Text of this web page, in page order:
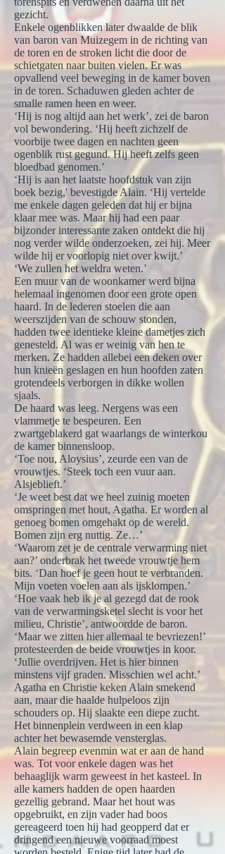
gezicht.
Enkele ogenblikken later dwaalde de blik
van baron van Muizegem in de richting van
de toren en de stroken licht die door de
schietgaten naar buiten vielen. Er was
opvallend veel beweging in de kamer boven
in de toren. Schaduwen gleden achter de
smalle ramen heen en weer.
‘Hij is nog altijd aan het werk’, zei de baron
vol bewondering. ‘Hij heeft zichzelf de
voorbije twee dagen en nachten geen
ogenblik rust gegund. Hij heeft zelfs geen
bloedbad genomen.’
‘Hij is aan het laatste hoofdstuk van zijn
boek bezig,' bevestigde Alain. ‘Hij vertelde
me enkele dagen geleden dat hij er bijna
klaar mee was. Maar hij had een paar
bijzonder interessante zaken ontdekt die hij
nog verder wilde onderzoeken, zei hij. Meer
wilde hij er voorlopig niet over kwijt.’
‘We zullen het weldra weten.’
Een muur van de woonkamer werd bijna
helemaal ingenomen door een grote open
haard. In de lederen stoelen die aan
weerszijden van de schouw stonden,
hadden twee identieke kleine dametjes zich
genesteld. Al was er weinig van hen te
merken. Ze hadden allebei een deken over
hun knieën geslagen en hun hoofden zaten
grotendeels verborgen in dikke wollen
sjaals.
De haard was leeg. Nergens was een
vlammetje te bespeuren. Een
zwartgeblakerd gat waarlangs de winterkou
de kamer binnensloop.
‘Toe nou, Aloysius’, zeurde een van de
vrouwtjes. ‘Steek toch een vuur aan.
Alsjeblieft.’
‘Je weet best dat we heel zuinig moeten
omspringen met hout, Agatha. Er worden al
genoeg bomen omgehakt op de wereld.
Bomen zijn erg nuttig. Ze…’
‘Waarom zet je de centrale verwarming niet
aan?’ onderbrak het tweede vrouwtje hem
bits. ‘Dan hoef je geen hout te verbranden.
Mijn voeten voelen aan als ijsklompen.’
‘Hoe vaak heb ik je al gezegd dat de rook
van de verwarmingsketel slecht is voor het
milieu, Christie’, antwoordde de baron.
‘Maar we zitten hier allemaal te bevriezen!’
protesteerden de beide vrouwtjes in koor.
‘Jullie overdrijven. Het is hier binnen
minstens vijf graden. Misschien wel acht.’
Agatha en Christie keken Alain smekend
aan, maar die haalde hulpeloos zijn
schouders op. Hij slaakte een diepe zucht.
Het binnenplein verdween in een klap
achter het bewasemde vensterglas.
Alain begreep evenmin wat er aan de hand
was. Tot voor enkele dagen was het
behaaglijk warm geweest in het kasteel. In
alle kamers hadden de open haarden
gezellig gebrand. Maar het hout was
opgebruikt, en zijn vader had boos
gereageerd toen hij had geopperd dat er
dringend een nieuwe voorraad moest